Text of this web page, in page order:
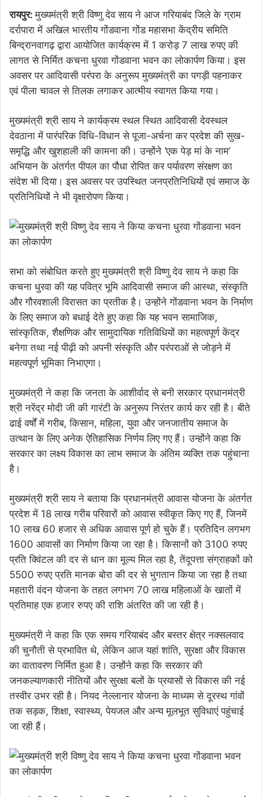
रायपुर:मुख्यमंत्री श्री विष्णु देव साय ने आज गरियाबंद जिले के ग्राम
दर्रापारा में अखिल भारतीय गोंडवाना गोंड महासभा केंद्रीय समिति
बिन्द्रानवागढ़ द्वारा आयोजित कार्यक्रम में 1 करोड़ 7 लाख रुपए की
लागत से निर्मित कचना धुरवा गोंडवाना भवन का लोकार्पण किया। इस
अवसर पर आदिवासी परंपरा के अनुरूप मुख्यमंत्री का पगड़ी पहनाकर
एवं पीला चावल से तिलक लगाकर आत्मीय स्वागत किया गया।
मुख्यमंत्री श्री साय ने कार्यक्रम स्थल स्थित आदिवासी देवस्थल
देवठाना में पारंपरिक विधि-विधान से पूजा-अर्चना कर प्रदेश की सुख-
समृद्धि और खुशहाली की कामना की। उन्होंने ‘एक पेड़ मां के नाम’
अभियान के अंतर्गत पीपल का पौधा रोपित कर पर्यावरण संरक्षण का
संदेश भी दिया। इस अवसर पर उपस्थित जनप्रतिनिधियों एवं समाज के
प्रतिनिधियों ने भी वृक्षारोपण किया।
सभा को संबोधित करते हुए मुख्यमंत्री श्री विष्णु देव साय ने कहा कि
कचना धुरवा की यह पवित्र भूमि आदिवासी समाज की आस्था, संस्कृति
और गौरवशाली विरासत का प्रतीक है। उन्होंने गोंडवाना भवन के निर्माण
के लिए समाज को बधाई देते हुए कहा कि यह भवन सामाजिक,
सांस्कृतिक, शैक्षणिक और सामुदायिक गतिविधियों का महत्वपूर्ण केंद्र
बनेगा तथा नई पीढ़ी को अपनी संस्कृति और परंपराओं से जोड़ने में
महत्वपूर्ण भूमिका निभाएगा।
मुख्यमंत्री ने कहा कि जनता के आशीर्वाद से बनी सरकार प्रधानमंत्री
श्री नरेंद्र मोदी जी की गारंटी के अनुरूप निरंतर कार्य कर रही है। बीते
ढाई वर्षों में गरीब, किसान, महिला, युवा और जनजातीय समाज के
उत्थान के लिए अनेक ऐतिहासिक निर्णय लिए गए हैं। उन्होंने कहा कि
सरकार का लक्ष्य विकास का लाभ समाज के अंतिम व्यक्ति तक पहुंचाना
है।
मुख्यमंत्री श्री साय ने बताया कि प्रधानमंत्री आवास योजना के अंतर्गत
प्रदेश में 18 लाख गरीब परिवारों को आवास स्वीकृत किए गए हैं, जिनमें
10 लाख 60 हजार से अधिक आवास पूर्ण हो चुके हैं। प्रतिदिन लगभग
1600 आवासों का निर्माण किया जा रहा है। किसानों को 3100 रुपए
प्रति क्विंटल की दर से धान का मूल्य मिल रहा है, तेंदूपत्ता संग्राहकों को
5500 रुपए प्रति मानक बोरा की दर से भुगतान किया जा रहा है तथा
महतारी वंदन योजना के तहत लगभग 70 लाख महिलाओं के खातों में
प्रतिमाह एक हजार रुपए की राशि अंतरित की जा रही है।
मुख्यमंत्री ने कहा कि एक समय गरियाबंद और बस्तर क्षेत्र नक्सलवाद
की चुनौती से प्रभावित थे, लेकिन आज यहां शांति, सुरक्षा और विकास
का वातावरण निर्मित हुआ है। उन्होंने कहा कि सरकार की
जनकल्याणकारी नीतियों और सुरक्षा बलों के प्रयासों से विकास की नई
तस्वीर उभर रही है। नियद नेल्लानार योजना के माध्यम से दूरस्थ गांवों
तक सड़क, शिक्षा, स्वास्थ्य, पेयजल और अन्य मूलभूत सुविधाएं पहुंचाई
जा रही हैं।